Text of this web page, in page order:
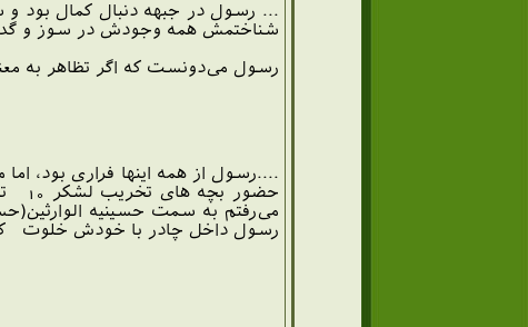
... رسول در جبهه دنبال کمال بود
شناختمش همه وجودش در سوز و
رسول می‌دونست که اگر تظاهر به
....رسول از همه اینها فراری بود،
رسول داخل چادر با خودش خلوت